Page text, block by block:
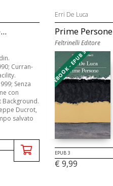
Curran-
Senza
con
Background.
Ducrot,
salvato
Erri De Luca
Prime Persone
Feltrinelli Editore
EBOOK - EPUB 3
EPUB 3
€ 9,99